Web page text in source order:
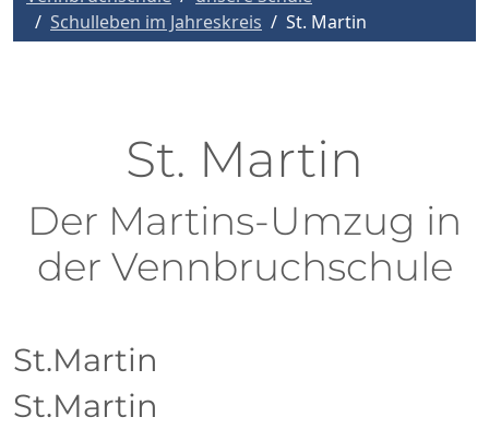
Schulleben im Jahreskreis
St. Martin
St. Martin
Der Martins-Umzug in
der Vennbruchschule
St.Martin
St.Martin